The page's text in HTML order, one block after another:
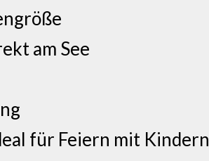
am See
für Feiern mit Kindern